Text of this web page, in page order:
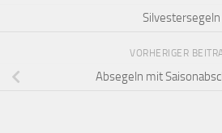
Silvestersegeln
VORHERIGER
Absegeln mit